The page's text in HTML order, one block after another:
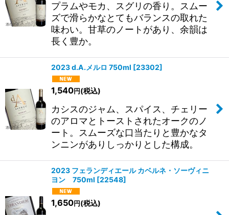
プラムやモカ、スグリの香り。スムー
ズで滑らかなとてもバランスの取れた
味わい。甘草のノートがあり、余韻は
長く豊か。
2023 d.A.メルロ 750ml [23302]
1,540円 (税込)
カシスのジャム、スパイス、チェリー
のアロマとトーストされたオークのノ
ート。スムーズな口当たりと豊かなタ
ンニンがありしっかりとした構成。
2023 フェランディエール カベルネ・ソーヴィニ
ヨン 750ml [22548]
1,650円(税込)